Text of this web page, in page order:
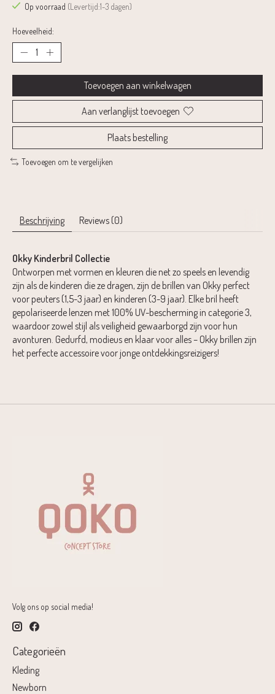
Op voorraad (Levertijd:1-3 dagen)
Hoeveelheid:
Toevoegen aan winkelwagen
Aan verlanglijst toevoegen
Plaats bestelling
Toevoegen om te vergelijken
Beschrijving Reviews (0)
Okky Kinderbril Collectie
Ontworpen met vormen en kleuren die net zo speels en levendig
zijn als de kinderen die ze dragen, zijn de brillen van Okky perfect
voor peuters (1,5-3 jaar) en kinderen (3-9 jaar). Elke bril heeft
gepolariseerde lenzen met 100% UV-bescherming in categorie 3,
waardoor zowel stijl als veiligheid gewaarborgd zijn voor hun
avonturen. Gedurfd, modieus en klaar voor alles – Okky brillen zijn
het perfecte accessoire voor jonge ontdekkingsreizigers!
Volg ons op social media!
Categorieën
Kleding
Newborn